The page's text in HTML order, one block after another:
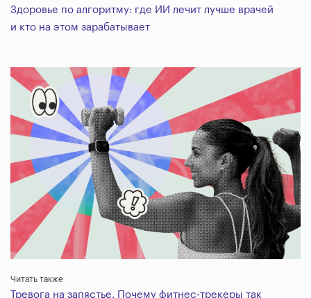
Здоровье по алгоритму: где ИИ лечит лучше врачей
и кто на этом зарабатывает
Читать также
Тревога на запястье. Почему фитнес-трекеры так